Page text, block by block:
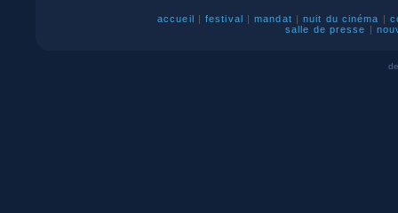
accueil |festival |mandat |nuit du cinéma |
salle de presse |